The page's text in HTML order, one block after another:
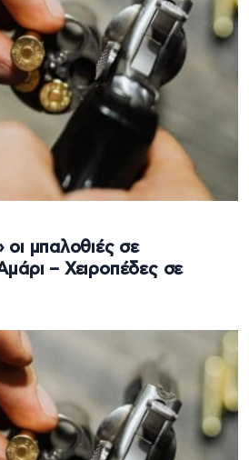
μπαλοθιές σε
– Χειροπέδες σε